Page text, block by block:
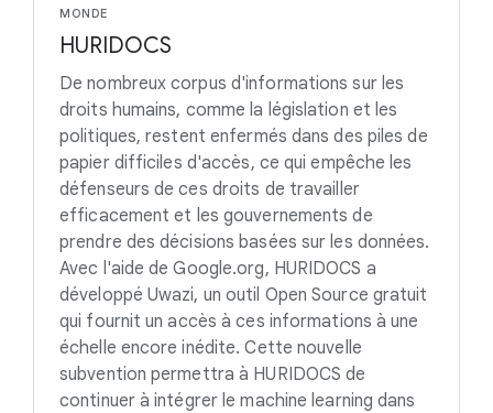
MONDE
HURIDOCS
De nombreux corpus d'informations sur les
droits humains, comme la législation et les
politiques, restent enfermés dans des piles de
papier difficiles d'accès, ce qui empêche les
défenseurs de ces droits de travailler
efficacement et les gouvernements de
prendre des décisions basées sur les données.
Avec l'aide de Google.org, HURIDOCS a
développé Uwazi, un outil Open Source gratuit
qui fournit un accès à ces informations à une
échelle encore inédite. Cette nouvelle
subvention permettra à HURIDOCS de
continuer à intégrer le machine learning dans